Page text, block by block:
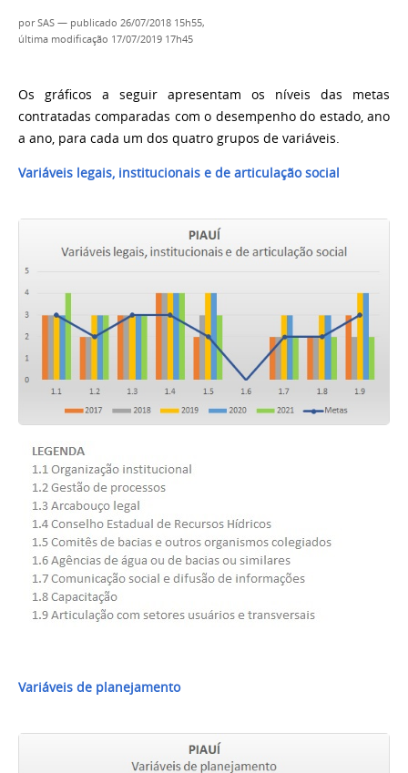
porSAS — publicado 26/07/2018 15h55,
última modificação 17/07/2019 17h45
Os gráficos a seguir apresentam os níveis das metas
contratadas comparadas com o desempenho do estado, ano
a ano, para cada um dos quatro grupos de variáveis.
Variáveis legais, institucionais e de articulação social
Variáveis de planejamento